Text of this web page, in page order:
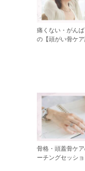
痛くない・がん
の【頭がい骨ケア
骨格・頭蓋骨ケ
ーチングセッショ